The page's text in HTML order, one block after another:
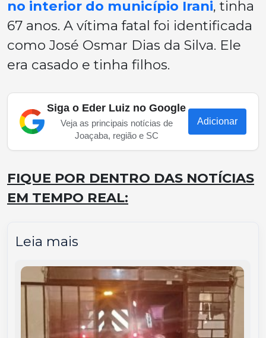
no interior do município Irani, tinha
67 anos. A vítima fatal foi identificada
como José Osmar Dias da Silva. Ele
era casado e tinha filhos.
Siga o Eder Luiz no Google
Veja as principais notícias de
Joaçaba, região e SC
Adicionar
FIQUE POR DENTRO DAS NOTÍCIAS
EM TEMPO REAL:
Leia mais